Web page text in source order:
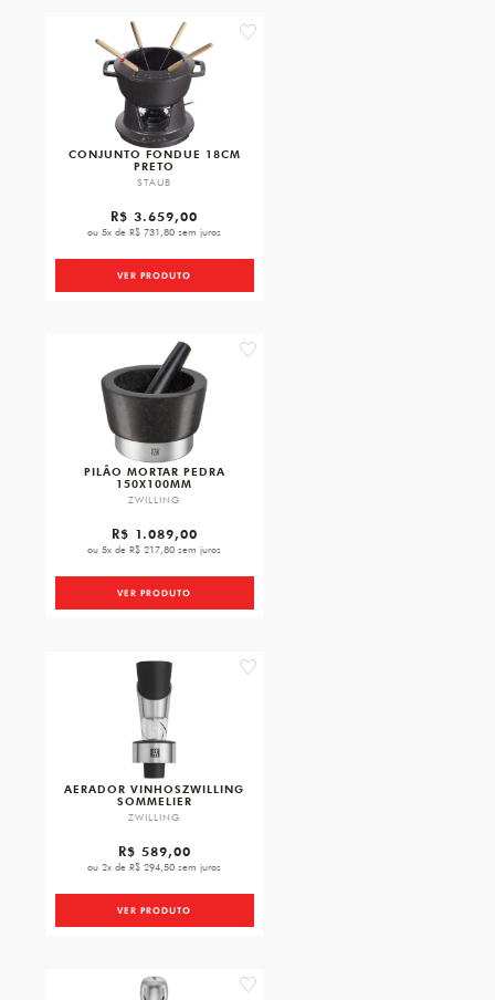
favorite
CONJUNTO FONDUE 18CM
PRETO
STAUB
R$ 3.659,00
ou 5x de R$ 731,80 sem juros
VER PRODUTO
favorite
PILÃO MORTAR PEDRA
150X100MM
ZWILLING
R$ 1.089,00
ou 5x de R$ 217,80 sem juros
VER PRODUTO
favorite
AERADOR VINHOSZWILLING
SOMMELIER
ZWILLING
R$ 589,00
ou 2x de R$ 294,50 sem juros
VER PRODUTO
favorite